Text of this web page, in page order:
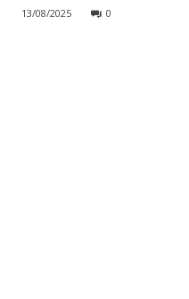
13/08/2025 0